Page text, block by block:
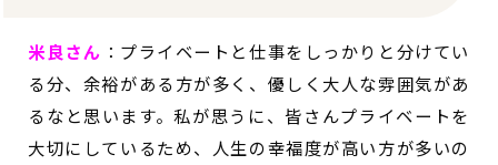
米良さん ： プライベートと仕事をしっかりと分けてい
る分、余裕がある方が多く、優しく大人な雰囲気があ
るなと思います。私が思うに、皆さんプライベートを
大切にしているため、人生の幸福度が高い方が多いの